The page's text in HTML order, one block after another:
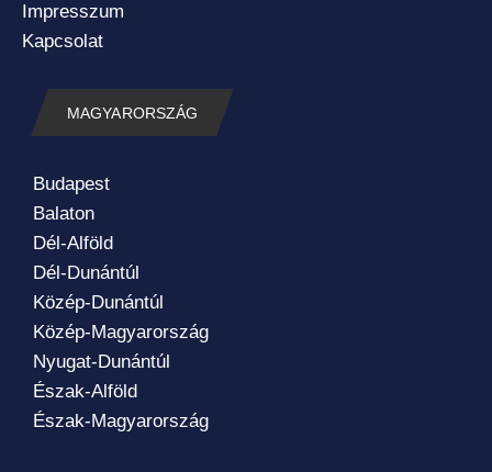
Impresszum
Kapcsolat
MAGYARORSZÁG
Budapest
Balaton
Dél-Alföld
Dél-Dunántúl
Közép-Dunántúl
Közép-Magyarország
Nyugat-Dunántúl
Észak-Alföld
Észak-Magyarország